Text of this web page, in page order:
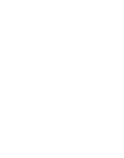
nghiệp, ngân
tòa cao ốc mà quý